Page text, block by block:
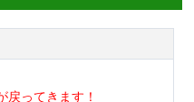
戻ってきます！